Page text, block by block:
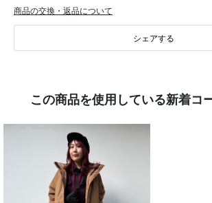
商品の交換・返品について
シェアする
この商品を使用している新着コ